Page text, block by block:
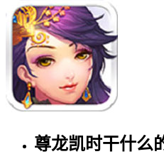
尊龙凯时干什么